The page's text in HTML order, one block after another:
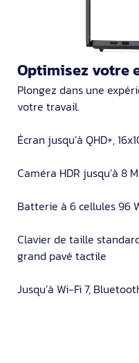
Optimisez votre
Plongez dans une
votre travail.
Écran jusqu’à QHD+,
Caméra HDR jusqu’à 8
Batterie à 6 cellules 96
Clavier de taille
grand pavé tactile
Jusqu’à Wi-Fi 7,